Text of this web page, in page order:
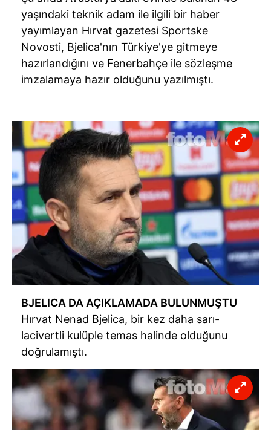
yaşındaki teknik adam ile ilgili bir haber
yayımlayan Hırvat gazetesi Sportske
Novosti, Bjelica'nın Türkiye'ye gitmeye
hazırlandığını ve Fenerbahçe ile sözleşme
imzalamaya hazır olduğunu yazılmıştı.
BJELICA DA AÇIKLAMADA BULUNMUŞTU
Hırvat Nenad Bjelica, bir kez daha sarı-
lacivertli kulüple temas halinde olduğunu
doğrulamıştı.